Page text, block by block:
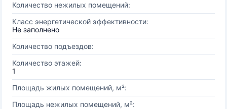
Количество нежилых помещений:
Класс энергетической эффективности:
Не заполнено
Количество подъездов:
Количество этажей:
1
Площадь жилых помещений, м²:
Площадь нежилых помещений, м²: